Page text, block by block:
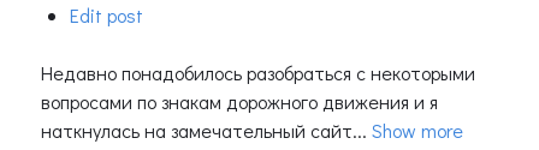
Edit post
Недавно понадобилось разобраться с некоторыми
вопросами по знакам дорожного движения и я
наткнулась на замечательный сайт... Show more